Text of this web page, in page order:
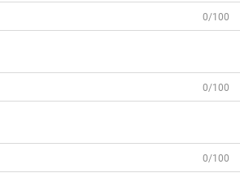
0/100
0/100
0/100